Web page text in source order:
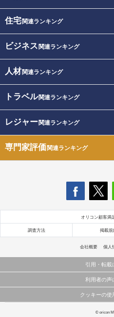
住宅関連ランキング
ビジネス 関連ランキング
人材関連ランキング
トラベル関連ランキング
レジャー関連ランキング
専門家評価関連ランキング
オリコン顧客満
調査方法 掲載規
会社概要 個人
引用・転載
当サイトで公開されている情報（文字、写真、
これらの情報を権利者の許可なく無断転載・複
利用者の声
当サイトに掲載している内容はすべてサービス
弊社の見解・ 意見ではないことをご理解いただ
クッキーの使
このサイトでは Cookie を使用して、ユーザーに
© oricon